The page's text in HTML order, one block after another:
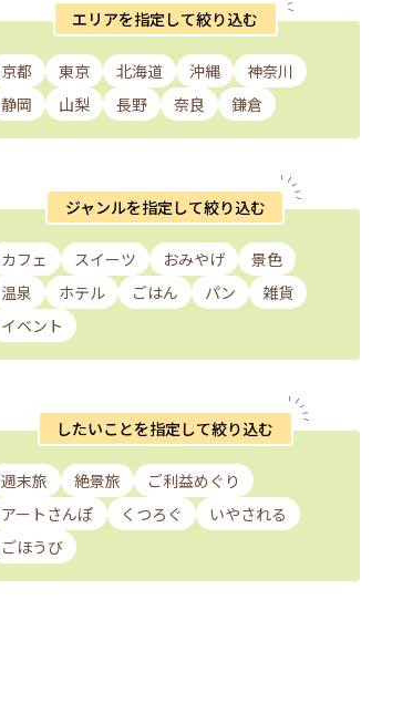
エリアを指定して絞り込む
京都 東京 北海道 沖縄
神奈川
静岡
山梨 長野 奈良 鎌倉
ジャンルを指定して絞り込む
カフェ スイーツ おみやげ
景色
温泉
ホテル ごはん パン
雑貨
イベント
したいことを指定して絞り込む
週末旅 絶景旅
ご利益めぐり
アートさんぽ
くつろぐ
いやされる
ごほうび